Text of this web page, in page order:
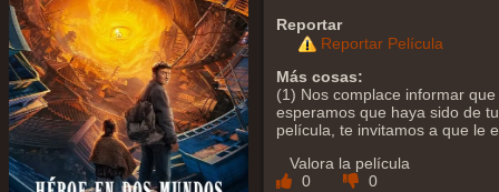
Reportar
Reportar Película
Más cosas:
(1) Nos complace informar
esperamos que haya sido de
película, te invitamos a que le
Valora la película
0
0